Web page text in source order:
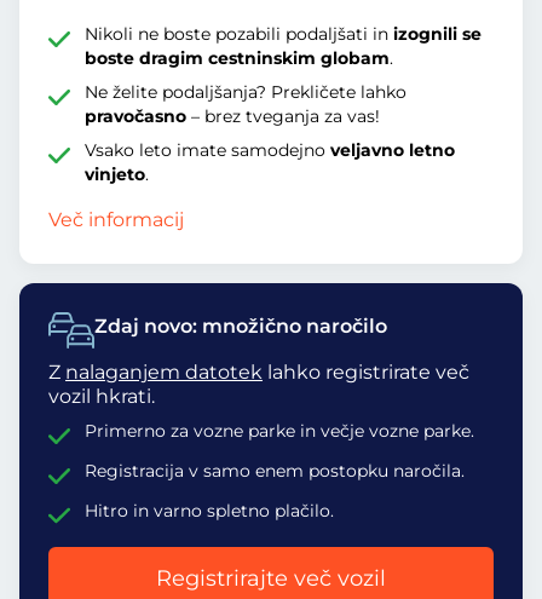
Zdaj novo: množično naročilo
Z nalaganjem datotek lahko registrirate več
vozil hkrati.
Primerno za vozne parke in večje vozne parke.
Registracija v samo enem postopku naročila.
Hitro in varno spletno plačilo.
Registrirajte več vozil
Nikoli ne boste pozabili podaljšati inizognili se
boste dragim cestninskim globam.
Ne želite podaljšanja? Prekličete lahko
pravočasno – brez tveganja za vas!
Vsako leto imate samodejnoveljavno letno
vinjeto.
Več informacij